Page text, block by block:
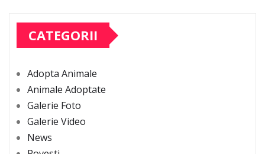
CATEGORII
Adopta Animale
Animale Adoptate
Galerie Foto
Galerie Video
News